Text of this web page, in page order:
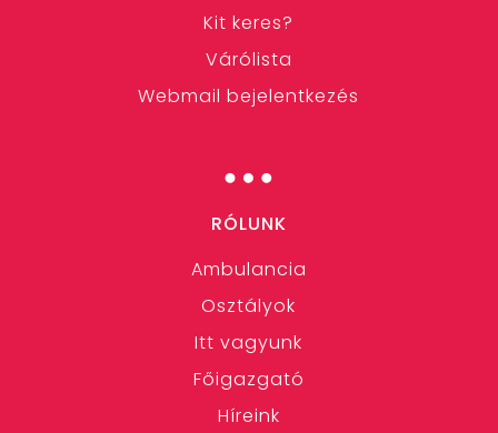
Kit keres?
Várólista
Webmail bejelentkezés
…
RÓLUNK
Ambulancia
Osztályok
Itt vagyunk
Főigazgató
Híreink